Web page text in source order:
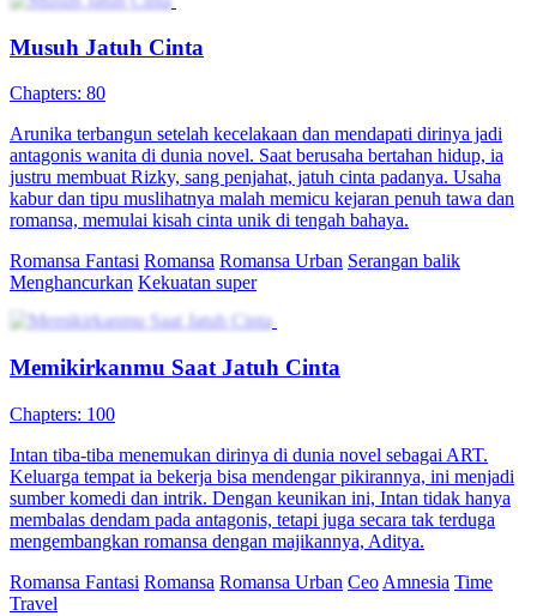
Musuh Jatuh Cinta
Chapters: 80
Arunika terbangun setelah kecelakaan dan mendapati dirinya jadi
antagonis wanita di dunia novel. Saat berusaha bertahan hidup, ia
justru membuat Rizky, sang penjahat, jatuh cinta padanya. Usaha
kabur dan tipu muslihatnya malah memicu kejaran penuh tawa dan
romansa, memulai kisah cinta unik di tengah bahaya.
Romansa Fantasi Romansa Romansa Urban Serangan balik
Menghancurkan Kekuatan super
Memikirkanmu Saat Jatuh Cinta
Chapters: 100
Intan tiba-tiba menemukan dirinya di dunia novel sebagai ART.
Keluarga tempat ia bekerja bisa mendengar pikirannya, ini menjadi
sumber komedi dan intrik. Dengan keunikan ini, Intan tidak hanya
membalas dendam pada antagonis, tetapi juga secara tak terduga
mengembangkan romansa dengan majikannya, Aditya.
Romansa Fantasi Romansa Romansa Urban Ceo Amnesia Time
Travel